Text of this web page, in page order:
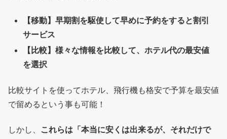
【移動】早期割を駆使して早めに予約をすると割引
サービス
【比較】様々な情報を比較して、ホテル代の最安値
を選択
比較サイトを使ってホテル、飛行機も格安で予算を最安値
で留めるという事も可能！
しかし、
これらは「本当に安くは出来るが、それだけで